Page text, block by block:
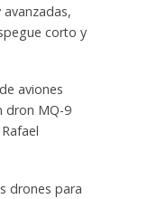
corto y
aviones
dron MQ-9
drones para